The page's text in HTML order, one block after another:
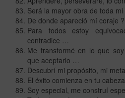
Será la mayor obra de toda mi
De donde apareció mí coraje ?
Para todos estoy
contradice …
Me transformé en lo que
que aceptarlo …
Descubrí mi propósito, mi meta
El éxito comienza en tu cabeza.
Soy especial, me construí